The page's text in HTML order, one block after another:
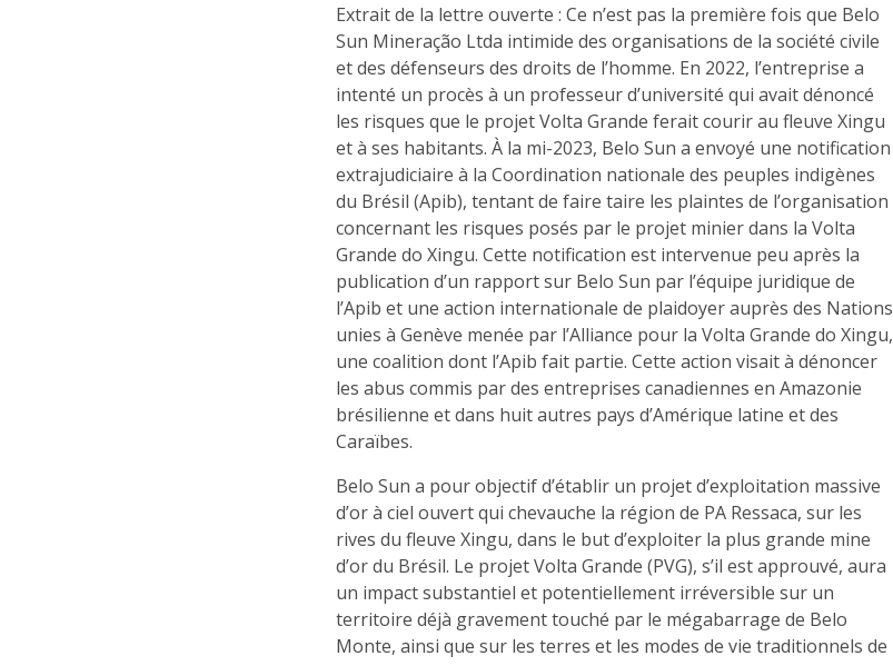
Extrait de la lettre ouverte : Ce n’est pas la première fois que Belo
Sun Mineração Ltda intimide des organisations de la société civile
et des défenseurs des droits de l’homme. En 2022, l’entreprise a
intenté un procès à un professeur d’université qui avait dénoncé
les risques que le projet Volta Grande ferait courir au fleuve Xingu
et à ses habitants. À la mi-2023, Belo Sun a envoyé une notification
extrajudiciaire à la Coordination nationale des peuples indigènes
du Brésil (Apib), tentant de faire taire les plaintes de l’organisation
concernant les risques posés par le projet minier dans la Volta
Grande do Xingu. Cette notification est intervenue peu après la
publication d’un rapport sur Belo Sun par l’équipe juridique de
l’Apib et une action internationale de plaidoyer auprès des Nations
unies à Genève menée par l’Alliance pour la Volta Grande do Xingu,
une coalition dont l’Apib fait partie. Cette action visait à dénoncer
les abus commis par des entreprises canadiennes en Amazonie
brésilienne et dans huit autres pays d’Amérique latine et des
Caraïbes.
Belo Sun a pour objectif d’établir un projet d’exploitation massive
d’or à ciel ouvert qui chevauche la région de PA Ressaca, sur les
rives du fleuve Xingu, dans le but d’exploiter la plus grande mine
d’or du Brésil. Le projet Volta Grande (PVG), s’il est approuvé, aura
un impact substantiel et potentiellement irréversible sur un
territoire déjà gravement touché par le mégabarrage de Belo
Monte, ainsi que sur les terres et les modes de vie traditionnels de